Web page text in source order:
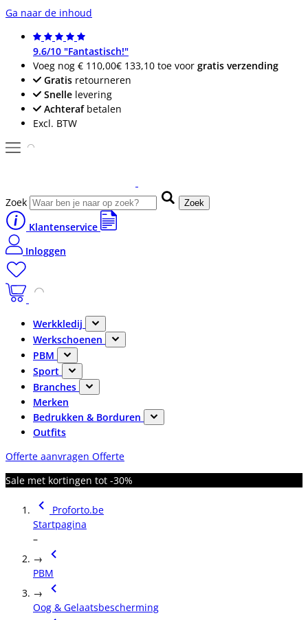
Ga naar de inhoud
9.6/10 "Fantastisch!"
Voeg nog € 110,00€ 133,10 toe voor gratis verzending
Gratis retourneren
Snelle levering
Achterafbetalen
Excl. BTW
Zoek Zoek
Klantenservice
Inloggen
Werkkledij
Werkschoenen
PBM
Sport
Branches
Merken
Bedrukken & Borduren
Outfits
Offerte aanvragen Offerte
Sale met kortingen tot -30%
Proforto.be
Startpagina
–
→
PBM
→
Oog & Gelaatsbescherming